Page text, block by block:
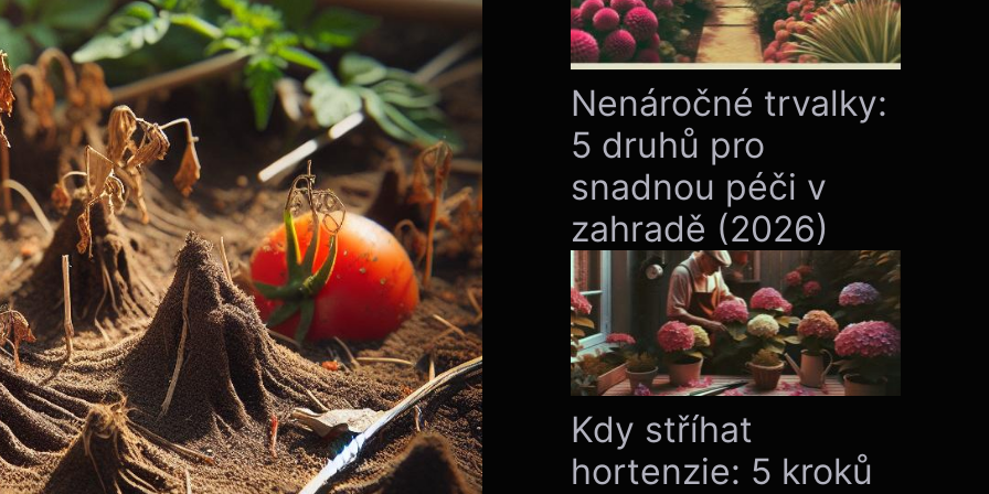
Nenáročné trvalky:
5 druhů pro
snadnou péči v
zahradě (2026)
Kdy stříhat
hortenzie: 5 kroků